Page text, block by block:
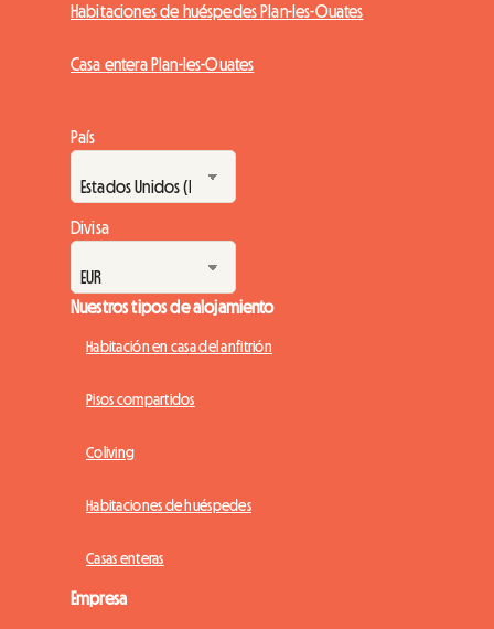
Habitaciones de huéspedes Plan-les-Ouates
Casa entera Plan-les-Ouates
País
Divisa
Nuestros tipos de alojamiento
Habitación en casa del anfitrión
Pisos compartidos
Coliving
Habitaciones de huéspedes
Casas enteras
Empresa